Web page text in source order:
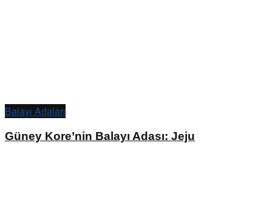
Balayı Adaları
Güney Kore’nin Balayı Adası: Jeju